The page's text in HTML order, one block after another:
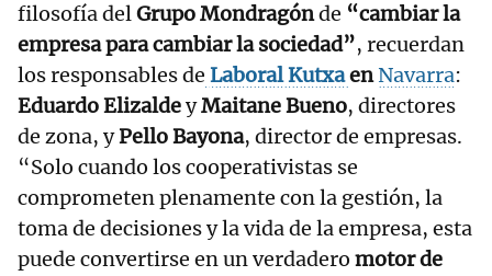
filosofía delGrupo Mondragónde “cambiar la
empresa para cambiar la sociedad”, recuerdan
los responsables de Laboral KutxaenNavarra:
Eduardo ElizaldeyMaitane Bueno, directores
de zona, yPello Bayona, director de empresas.
“Solo cuando los cooperativistas se
comprometen plenamente con la gestión, la
toma de decisiones y la vida de la empresa, esta
puede convertirse en un verdadero motor de